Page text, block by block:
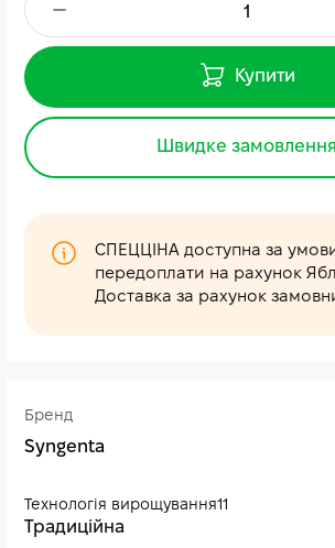
Бренд
Syngenta
Технологія вирощування11
Традиційна
Купити
Швидке замовлення
СПЕЦЦІНА доступна за
передоплати на рахунок
Доставка за рахунок